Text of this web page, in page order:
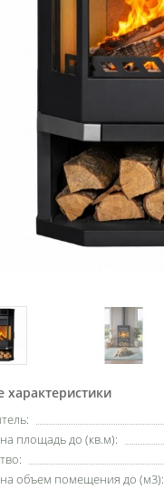
характеристики
площадь до (кв.м):
на объем помещения до (м3):